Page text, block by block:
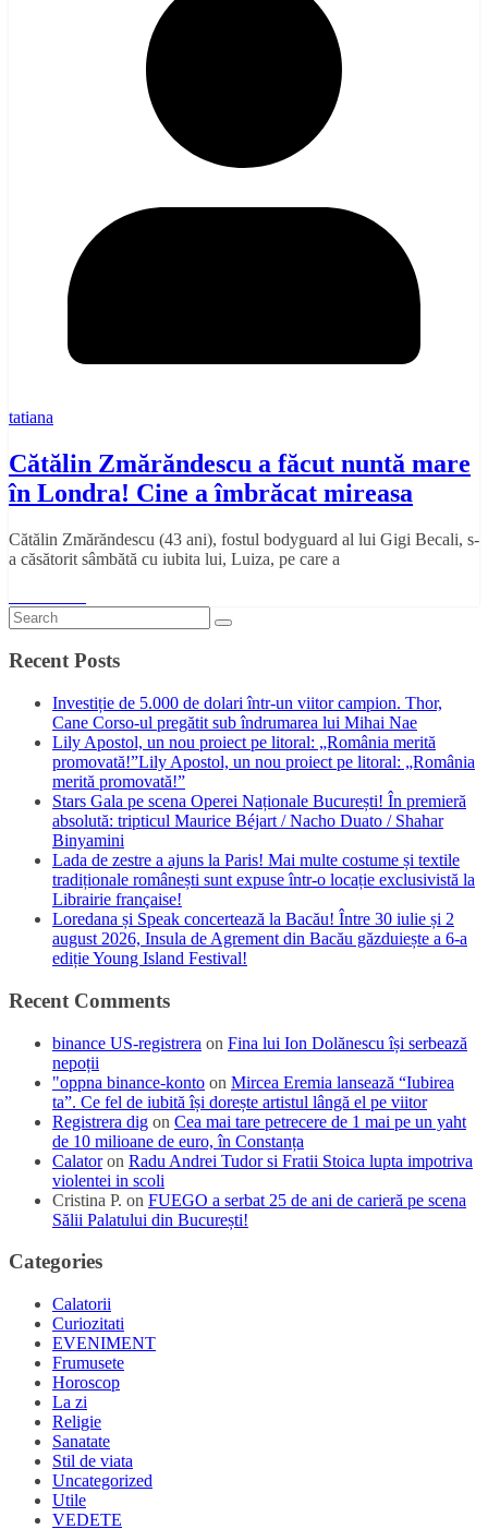
tatiana
Cătălin Zmărăndescu a făcut nuntă mare
în Londra! Cine a îmbrăcat mireasa
Cătălin Zmărăndescu (43 ani), fostul bodyguard al lui Gigi Becali, s-
a căsătorit sâmbătă cu iubita lui, Luiza, pe care a
Recent Posts
Investiție de 5.000 de dolari într-un viitor campion. Thor,
Cane Corso-ul pregătit sub îndrumarea lui Mihai Nae
Lily Apostol, un nou proiect pe litoral: „România merită
promovată!”Lily Apostol, un nou proiect pe litoral: „România
merită promovată!”
Stars Gala pe scena Operei Naționale București! În premieră
absolută: tripticul Maurice Béjart / Nacho Duato / Shahar
Binyamini
Lada de zestre a ajuns la Paris! Mai multe costume și textile
tradiționale românești sunt expuse într-o locație exclusivistă la
Librairie française!
Loredana și Speak concertează la Bacău! Între 30 iulie și 2
august 2026, Insula de Agrement din Bacău găzduiește a 6-a
ediție Young Island Festival!
Recent Comments
binance US-registrera on Fina lui Ion Dolănescu își serbează
nepoții
"oppna binance-konto on Mircea Eremia lansează “Iubirea
ta”. Ce fel de iubită își dorește artistul lângă el pe viitor
Registrera dig on Cea mai tare petrecere de 1 mai pe un yaht
de 10 milioane de euro, în Constanța
Calatoron Radu Andrei Tudor si Fratii Stoica lupta impotriva
violentei in scoli
Cristina P. on FUEGO a serbat 25 de ani de carieră pe scena
Sălii Palatului din București!
Categories
Calatorii
Curiozitati
EVENIMENT
Frumusete
Horoscop
La zi
Religie
Sanatate
Stil de viata
Uncategorized
Utile
VEDETE